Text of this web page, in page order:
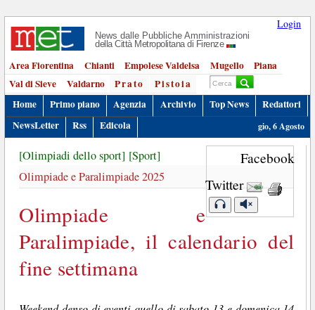
Login
News dalle Pubbliche Amministrazioni
della Città Metropolitana di Firenze
Area Fiorentina Chianti Empolese Valdelsa Mugello
Piana
Val di Sieve
Valdarno Prato
Pistoia
Home
Primo piano Agenzia Archivio Top News
Redattori
NewsLetter
Rss Edicola gio, 6 Agosto
Facebook
Twitter
[Olimpiadi dello sport] [Sport]
Olimpiade e Paralimpiade 2025
Olimpiade e
Paralimpiade, il calendario del
fine settimana